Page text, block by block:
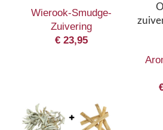
Wierook-Smudge-
Zuivering
€ 23,95